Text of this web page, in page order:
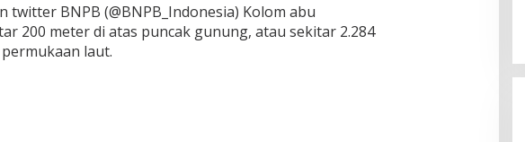
twitter BNPB (@BNPB_Indonesia) Kolom abu
200 meter di atas puncak gunung, atau sekitar 2.284
laut.